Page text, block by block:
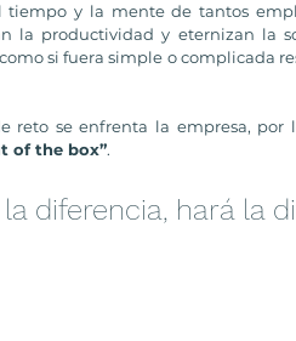
tiempo y la mente de tantos
la productividad y eternizan la
si fuera simple o complicada
reto se enfrenta la empresa, por
of the box”.
diferencia, hará la